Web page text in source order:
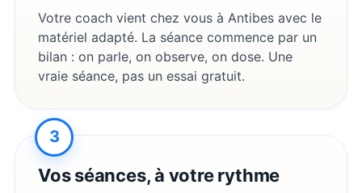
Votre coach vient chez vous à Antibes avec le
matériel adapté. La séance commence par un
bilan : on parle, on observe, on dose. Une
vraie séance, pas un essai gratuit.
3
Vos séances, à votre rythme